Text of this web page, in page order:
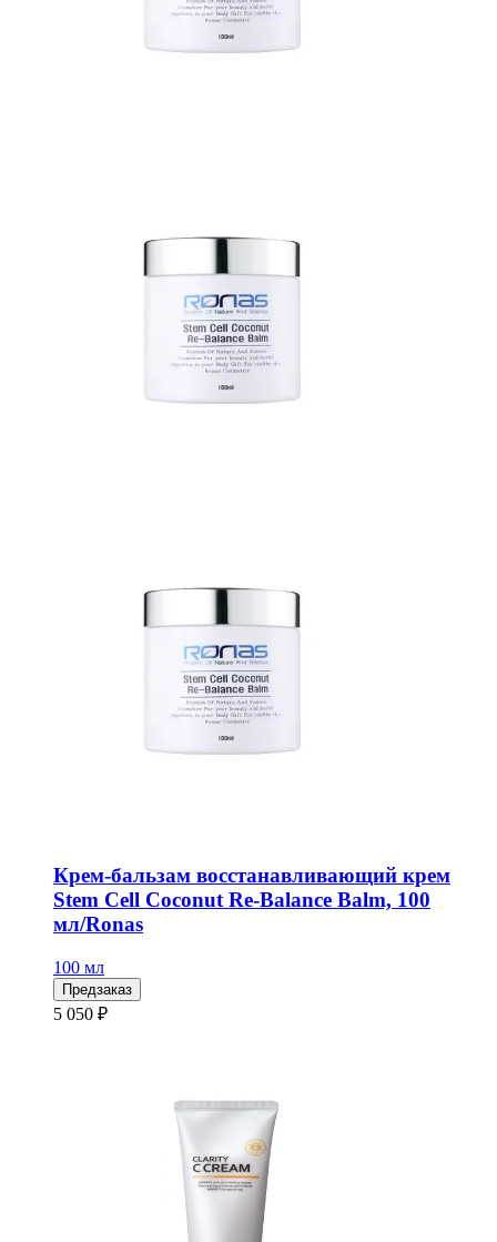
Крем-бальзам восстанавливающий крем
Stem Cell Coconut Re-Balance Balm, 100
мл/Ronas
100 мл
Предзаказ
5 050 ₽